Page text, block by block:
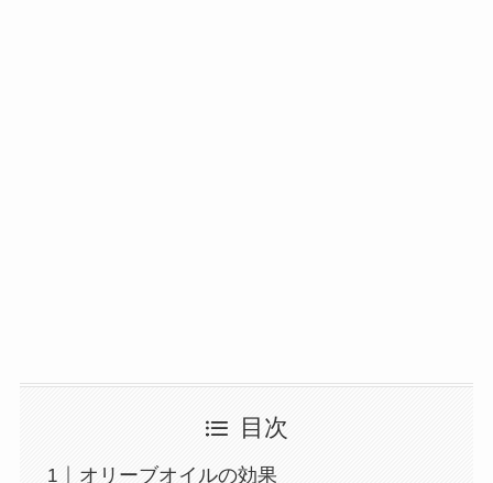
目次
オリーブオイルの効果